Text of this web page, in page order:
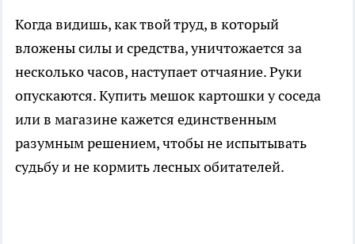
Когда видишь, как твой труд, в который
вложены силы и средства, уничтожается за
несколько часов, наступает отчаяние. Руки
опускаются. Купить мешок картошки у соседа
или в магазине кажется единственным
разумным решением, чтобы не испытывать
судьбу и не кормить лесных обитателей.